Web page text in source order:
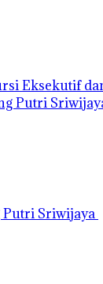
Eksekutif
Putri Sriwijaya